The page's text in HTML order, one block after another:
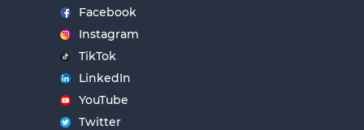
Facebook
Instagram
TikTok
LinkedIn
YouTube
Twitter